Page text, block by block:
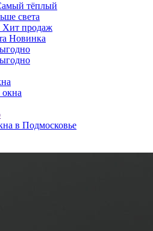
тёплый
света
Хит продаж
Новинка
в Подмосковье